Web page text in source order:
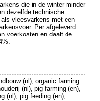
die in de winter minder
dezelfde technische
vleesvarkens met een
Per afgeleverd
voerkosten en daalt de
(nl), organic farming
(nl), pig farming (en),
(nl), pig feeding (en),